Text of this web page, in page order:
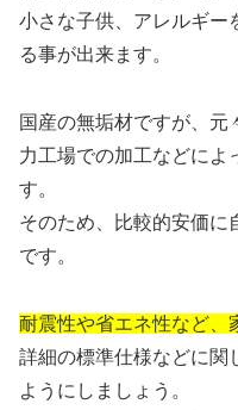
小さな子供、アレルギー
る事が出来ます。
国産の無垢材ですが、元
力工場での加工などによ
す。
そのため、比較的安価に
です。
耐震性や省エネ性など、
詳細の標準仕様などに関
ようにしましょう。